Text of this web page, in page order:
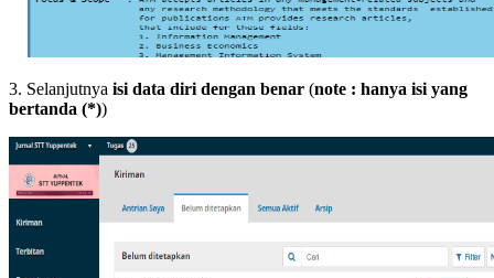
3. Selanjutnya isi data diri dengan benar (note : hanya isi yang
bertanda (*))